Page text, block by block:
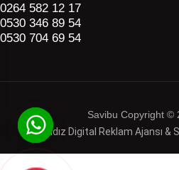
0264 582 12 17
0530 346 89 54
0530 704 69 54
Savibu Copyright ©
Haldız Digital Reklam Ajansı